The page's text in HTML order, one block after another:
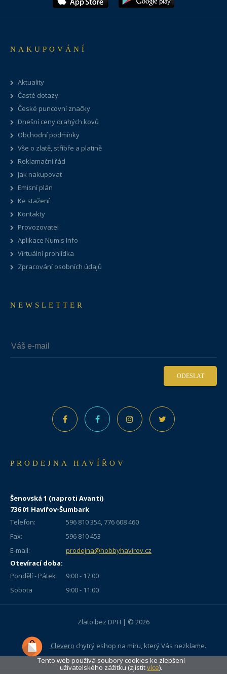
NAKUPOVÁNÍ
Aktuality
Časté dotazy
České puncovní značky
Dnešní ceny drahých kovů
Obchodní podmínky
Vše o zlatě, stříbře a platině
Reklamační řád
Jak nakupovat
Emisní plán
Ke stažení
Kontakty
Provozovatel
Aplikace Numis Info
Virtuální prohlídka
Zpracování osobních údajů
NEWSLETTER
ODESLAT
PRODEJNA HAVÍŘOV
Šenovská 1 (naproti Avanti)
736 01 Havířov-Šumbark
Telefon:
596 810 354, 776 608 460
Fax:
596 810 453
E-mail:
prodejna@hobbyhavirov.cz
Otevírací doba:
Pondělí - Pátek
9:00 - 17:00
Sobota
9:00 - 11:00
Zlato bez DPH | © 2026
Clevero chytrý eshop na míru, který Vás nezklame.
Tento web použivá soubory cookies ke zlepšení
uživatelského zážitku (zjistitvíce).